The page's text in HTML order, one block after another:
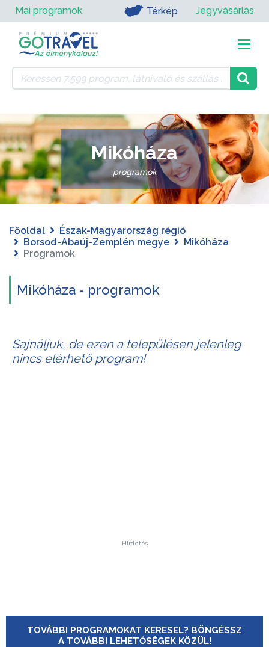
Mai programok Térkép Jegyvásárlás
Mikóháza
programok
Főoldal
Észak-Magyarország régió
Borsod-Abaúj-Zemplén megye
Mikóháza
Programok
Mikóháza - programok
Sajnáljuk, de ezen a településen jelenleg
nincs elérhető program!
Hirdetés
TOVÁBBI PROGRAMOKAT KERESEL? BÖNGÉSSZ
A TOVÁBBI LEHETŐSÉGEK KÖZÜL!